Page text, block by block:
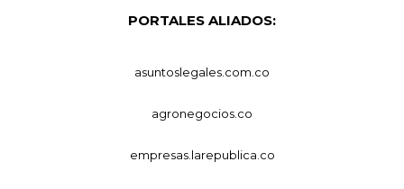
PORTALES ALIADOS:
asuntoslegales.com.co
agronegocios.co
empresas.larepublica.co